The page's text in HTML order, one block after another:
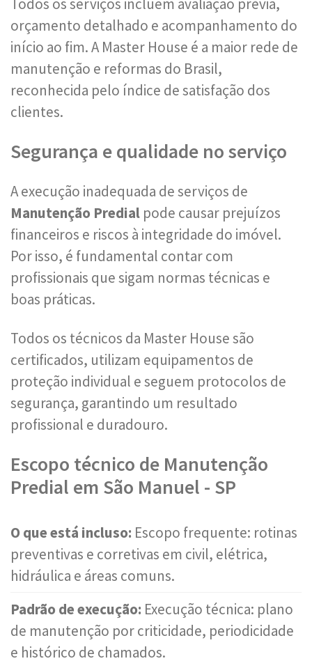
Todos os serviços incluem avaliação prévia,
orçamento detalhado e acompanhamento do
início ao fim. A Master House é a maior rede de
manutenção e reformas do Brasil,
reconhecida pelo índice de satisfação dos
clientes.
Segurança e qualidade no serviço
A execução inadequada de serviços de
Manutenção Predial pode causar prejuízos
financeiros e riscos à integridade do imóvel.
Por isso, é fundamental contar com
profissionais que sigam normas técnicas e
boas práticas.
Todos os técnicos da Master House são
certificados, utilizam equipamentos de
proteção individual e seguem protocolos de
segurança, garantindo um resultado
profissional e duradouro.
Escopo técnico de Manutenção
Predial em São Manuel - SP
O que está incluso: Escopo frequente: rotinas
preventivas e corretivas em civil, elétrica,
hidráulica e áreas comuns.
Padrão de execução: Execução técnica: plano
de manutenção por criticidade, periodicidade
e histórico de chamados.